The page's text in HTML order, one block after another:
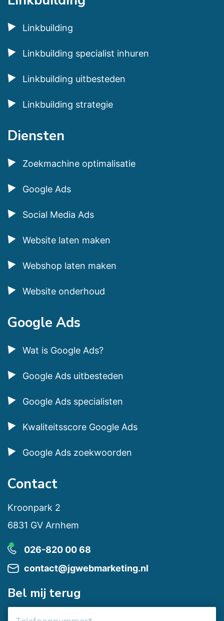
Linkbuilding
Linkbuilding specialist inhuren
Linkbuilding uitbesteden
Linkbuilding strategie
Diensten
Zoekmachine optimalisatie
Google Ads
Social Media Ads
Website laten maken
Webshop laten maken
Website onderhoud
Google Ads
Wat is Google Ads?
Google Ads uitbesteden
Google Ads specialisten
Kwaliteitsscore Google Ads
Google Ads zoekwoorden
Contact
Kroonpark 2
6831 GV Arnhem
026-820 00 68
contact@jgwebmarketing.nl
Bel mij terug